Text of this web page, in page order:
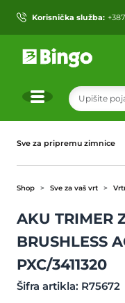
Korisnička služba:
Sve za pripremu zimnice
Shop Sve za vaš vrt
AKU TRIMER
BRUSHLESS
PXC/3411320
Šifra artikla: R75672